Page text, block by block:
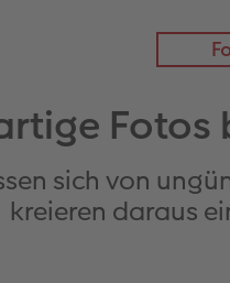
sich von
kreieren daraus